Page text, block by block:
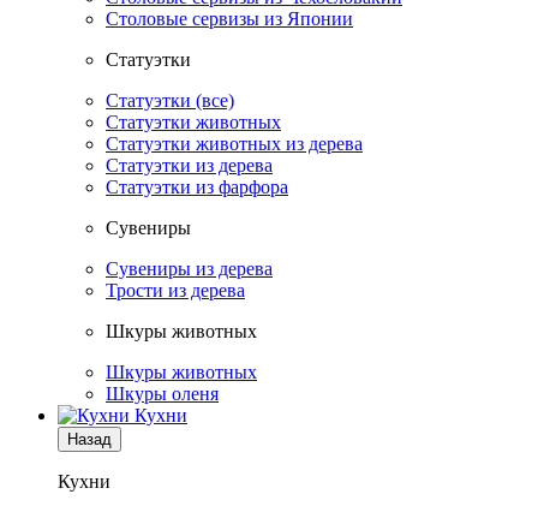
Столовые сервизы из Японии
Статуэтки
Статуэтки (все)
Статуэтки животных
Статуэтки животных из дерева
Статуэтки из дерева
Статуэтки из фарфора
Сувениры
Сувениры из дерева
Трости из дерева
Шкуры животных
Шкуры животных
Шкуры оленя
Кухни
Назад
Кухни